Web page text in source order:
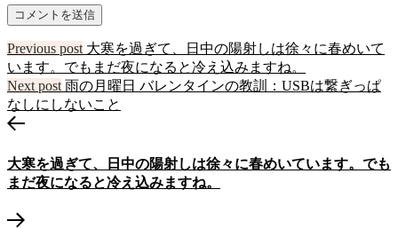
Previous post 大寒を過ぎて、日中の陽射しは徐々に春めいて
います。でもまだ夜になると冷え込みますね。
Next post 雨の月曜日 バレンタインの教訓：USBは繋ぎっぱ
なしにしないこと
投
稿
ナ
ビ
Previous
大寒を過ぎて、日中の陽射しは徐々に春めいています。でも
まだ夜になると冷え込みますね。
Next